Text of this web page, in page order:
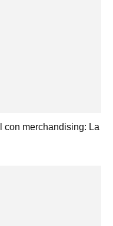
con merchandising: La